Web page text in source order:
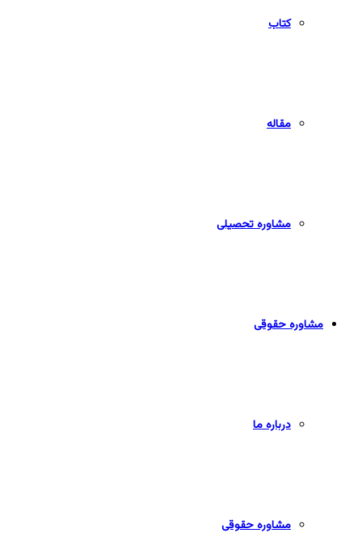
کتاب
مقاله
مشاوره تحصیلی
مشاوره حقوقی
درباره ما
مشاوره حقوقی